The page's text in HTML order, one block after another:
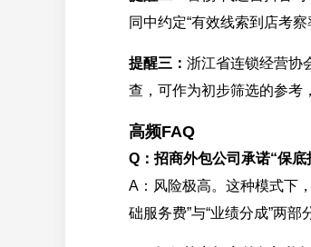
同中约定“有效线索到店考
提醒三： 浙江省连锁经营协
查，可作为初步筛选的参考
高频FAQ
Q：招商外包公司承诺“保
A：风险极高。这种模式下
础服务费”与“业绩分成”两部